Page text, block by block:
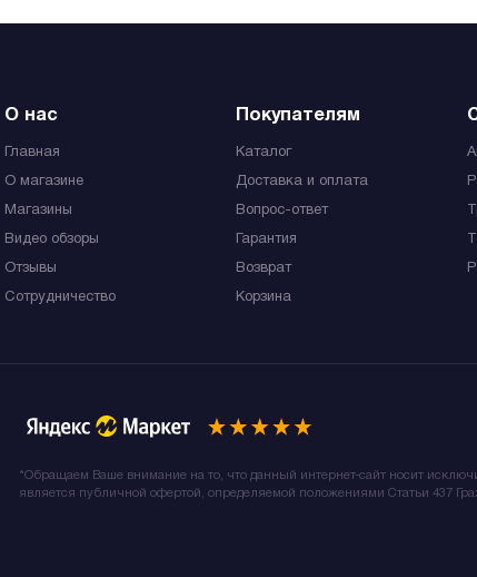
О нас
Главная
О магазине
Магазины
Видео обзоры
Отзывы
Сотрудничество
Покупателям
Каталог
Доставка и оплата
Вопрос-ответ
Гарантия
Возврат
Корзина
*Обращаем Ваше внимание на то, что данный интернет-сайт носит
является публичной офертой, определяемой положениями Статьи 437